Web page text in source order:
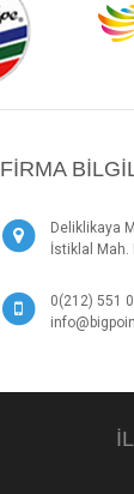
FIRMA
Deliklikaya
İstiklal Mah.
0(212) 551